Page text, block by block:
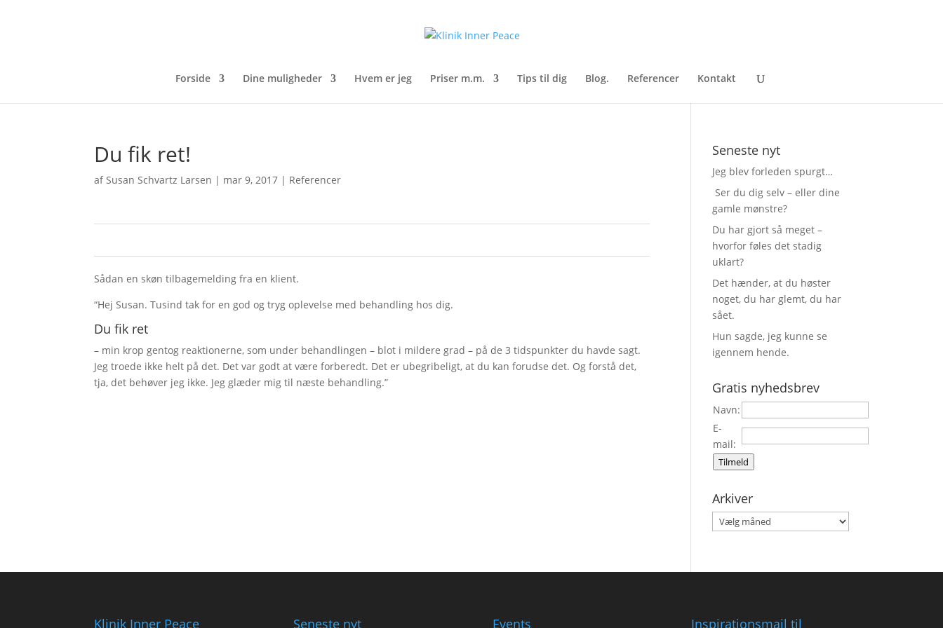
Forside Dine muligheder Hvem er jeg Priser m.m. Tips til dig Blog. Referencer Kontakt
Du fik ret!
afSusan Schvartz Larsen | mar 9, 2017 | Referencer
Sådan en skøn tilbagemelding fra en klient.
“Hej Susan. Tusind tak for en god og tryg oplevelse med behandling hos dig.
Du fik ret
– min krop gentog reaktionerne, som under behandlingen – blot i mildere grad – på de 3 tidspunkter du havde sagt.
Jeg troede ikke helt på det. Det var godt at være forberedt. Det er ubegribeligt, at du kan forudse det. Og forstå det,
tja, det behøver jeg ikke. Jeg glæder mig til næste behandling.”
Seneste nyt
Jeg blev forleden spurgt…
Ser du dig selv – eller dine
gamle mønstre?
Du har gjort så meget –
hvorfor føles det stadig
uklart?
Det hænder, at du høster
noget, du har glemt, du har
sået.
Hun sagde, jeg kunne se
igennem hende.
Gratis nyhedsbrev
Navn:
E-
mail:
Tilmeld
Arkiver
Arkiver
Klinik Inner Peace Seneste nyt Events Inspirationsmail til